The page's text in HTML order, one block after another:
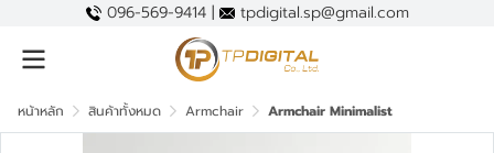
096-569-9414 | tpdigital.sp@gmail.com
หน้าหลัก สินค้าทั้งหมด Armchair Armchair Minimalist